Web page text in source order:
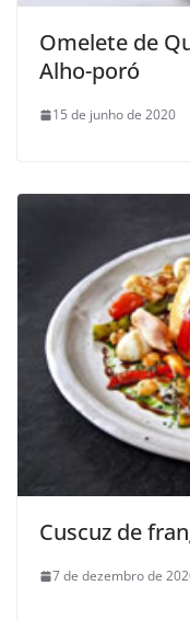
Omelete de
Alho-poró
15 de junho de 2020
Cuscuz de
7 de dezembro de